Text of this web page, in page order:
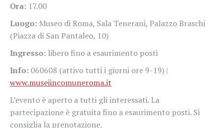
Ora: 17.00
Luogo: Museo di Roma, Sala Tenerani, Palazzo Braschi
(Piazza di San Pantaleo, 10)
Ingresso: libero fino a esaurimento posti
Info: 060608 (attivo tutti i giorni ore 9-19) |
www.museiincomuneroma.it
L’evento è aperto a tutti gli interessati. La
partecipazione è gratuita fino a esaurimento posti. Si
consiglia la prenotazione.